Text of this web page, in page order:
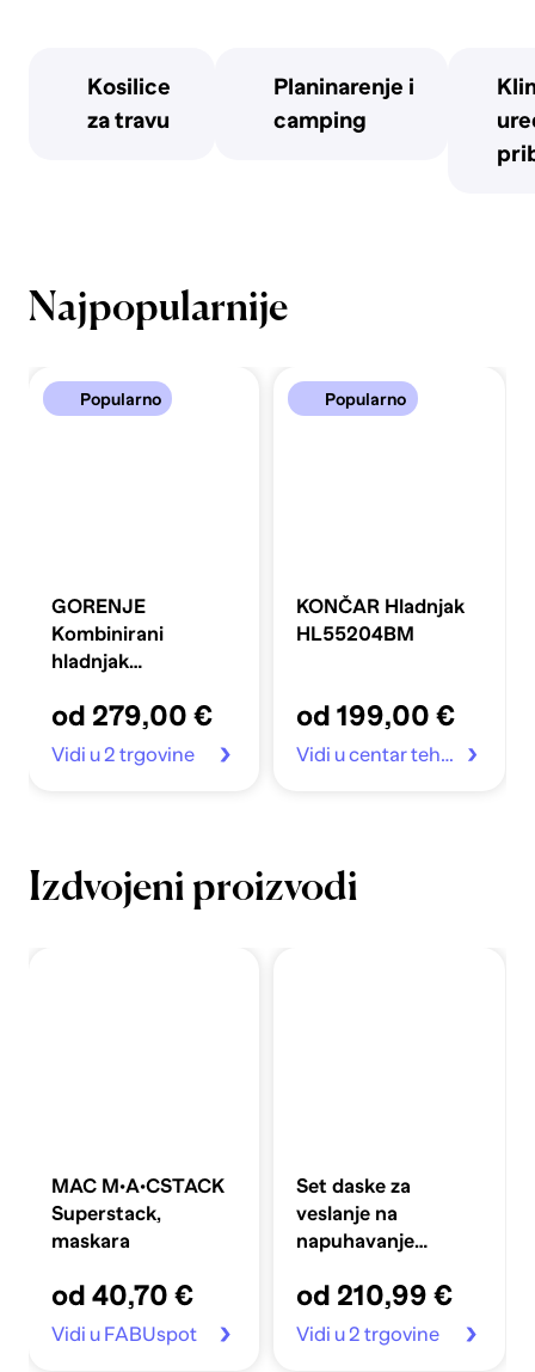
Kosilice
za travu
Planinarenje i
camping
Najpopularnije
Popularno
GORENJE
Kombinirani
hladnjak
od 279,00 €
Vidi u 2 trgovine
Popularno
KONČAR Hladnjak
HL55204BM
od 199,00 €
Vidi u centar tehnike
Izdvojeni proizvodi
MAC M·A·CSTACK
Superstack,
maskara
od 40,70 €
Vidi u FABUspot
Set daske za
veslanje na
napuhavanje
plavi
od 210,99 €
Vidi u 2 trgovine